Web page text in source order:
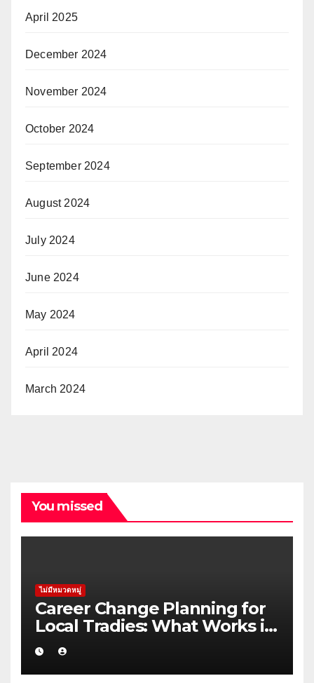
April 2025
December 2024
November 2024
October 2024
September 2024
August 2024
July 2024
June 2024
May 2024
April 2024
March 2024
You missed
ไม่มีหมวดหมู่
Career Change Planning for
Local Tradies: What Works in
the Yarra Valley